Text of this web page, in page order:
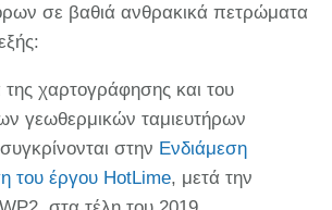
σε βαθιά ανθρακικά πετρώματα
χαρτογράφησης και του
γεωθερμικών ταμιευτήρων
στην Ενδιάμεση
του έργου HotLime, μετά την